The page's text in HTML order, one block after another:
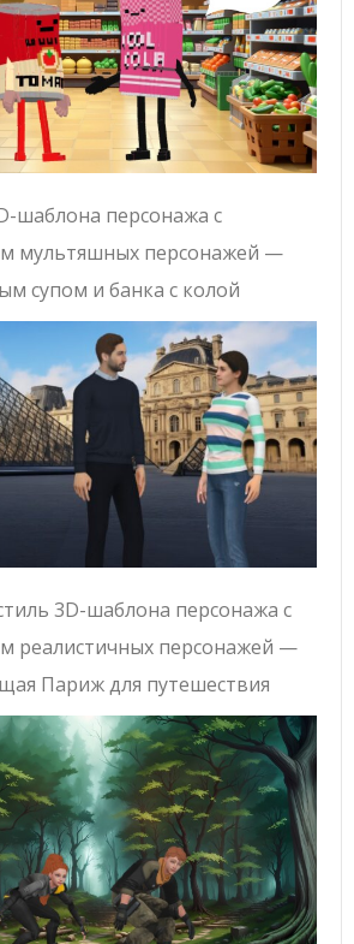
шаблона персонажа с
мультяшных персонажей —
супом и банка с колой
3D-шаблона персонажа с
реалистичных персонажей —
Париж для путешествия